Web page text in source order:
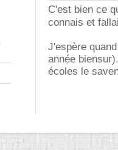
C'est bien ce
connais et
J'espère
année
écoles le